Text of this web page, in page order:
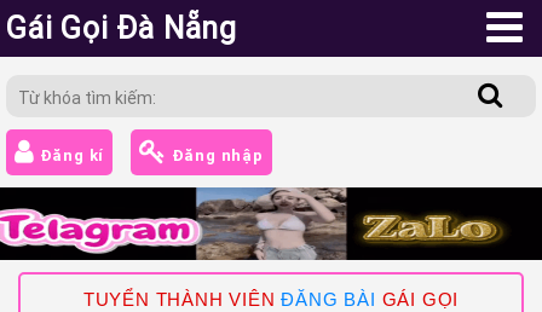
Gái Gọi Đà Nẵng
Đăng kí Đăng nhập
TUYỂN THÀNH VIÊNĐĂNG BÀI GÁI GỌI